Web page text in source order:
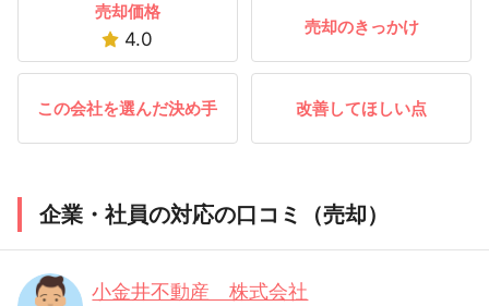
売却価格
4.0
売却のきっかけ
この会社を選んだ決め手 改善してほしい点
企業・社員の対応の口コミ（売却）
小金井不動産 株式会社